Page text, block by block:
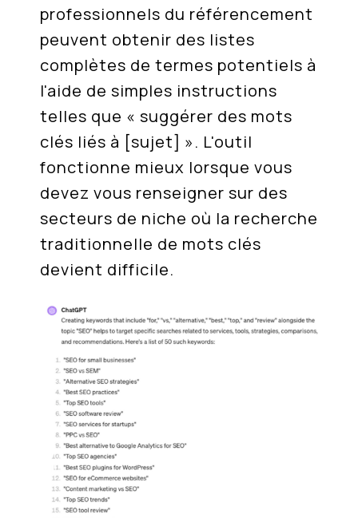
professionnels du référencement
peuvent obtenir des listes
complètes de termes potentiels à
l'aide de simples instructions
telles que « suggérer des mots
clés liés à [sujet] ». L'outil
fonctionne mieux lorsque vous
devez vous renseigner sur des
secteurs de niche où la recherche
traditionnelle de mots clés
devient difficile.